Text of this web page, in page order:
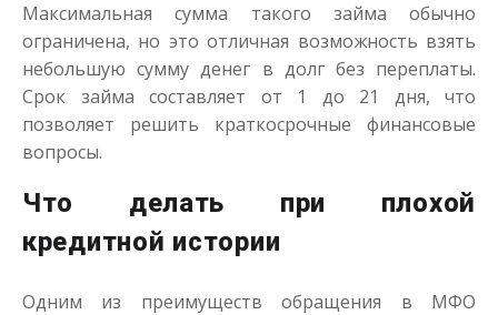
Сумма до50 000₽
Срок до 21 дня
Получить
Максимальная сумма такого займа обычно
ограничена, но это отличная возможность взять
небольшую сумму денег в долг без переплаты.
Срок займа составляет от 1 до 21 дня, что
позволяет решить краткосрочные финансовые
вопросы.
Что делать при плохой
кредитной истории
Одним из преимуществ обращения в МФО